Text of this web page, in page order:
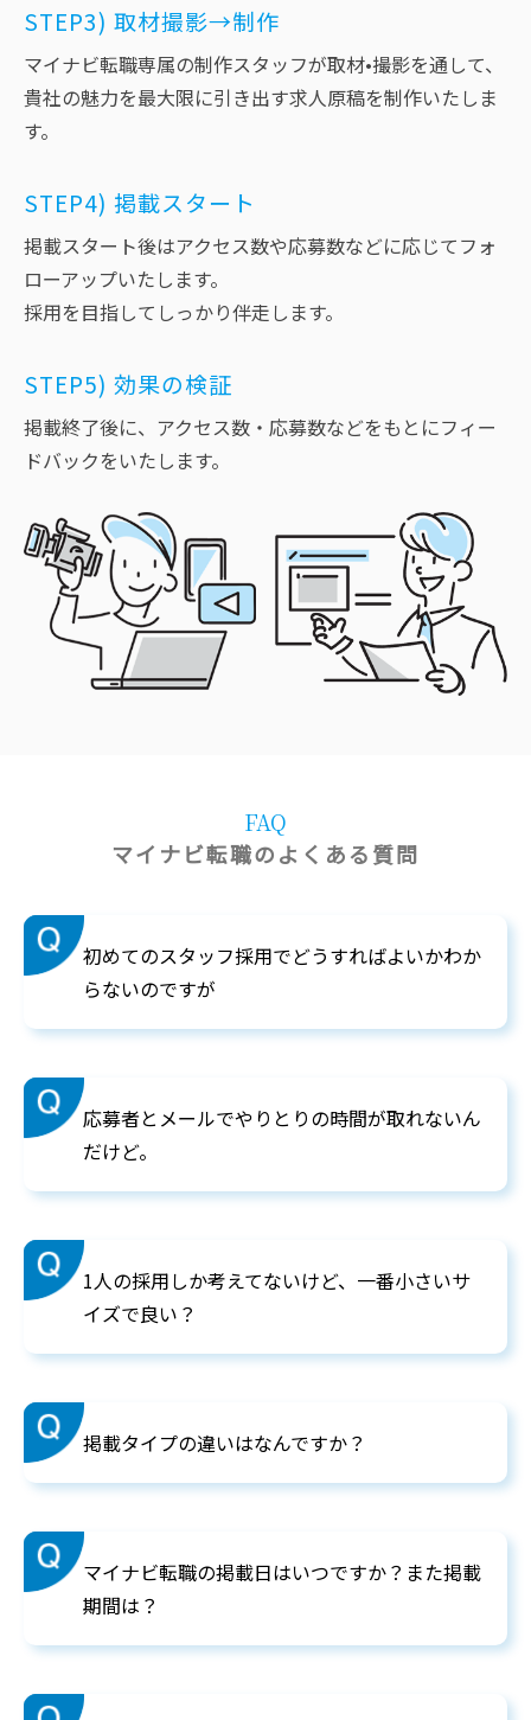
STEP3) 取材撮影→制作
マイナビ転職専属の制作スタッフが取材•撮影を通して、
貴社の魅力を最大限に引き出す求人原稿を制作いたしま
す。
STEP4) 掲載スタート
掲載スタート後はアクセス数や応募数などに応じてフォ
ローアップいたします。
採用を目指してしっかり伴走します。
STEP5) 効果の検証
掲載終了後に、アクセス数・応募数などをもとにフィー
ドバックをいたします。
FAQ
マイナビ転職のよくある質問
初めてのスタッフ採用でどうすればよいかわか
らないのですが
応募者とメールでやりとりの時間が取れないん
だけど。
1人の採用しか考えてないけど、一番小さいサ
イズで良い？
掲載タイプの違いはなんですか？
マイナビ転職の掲載日はいつですか？また掲載
期間は？